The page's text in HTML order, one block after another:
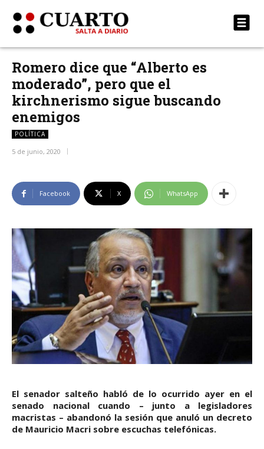
Romero dice que “Alberto es
moderado”, pero que el
kirchnerismo sigue buscando
enemigos
POLÍTICA
5 de junio, 2020
Facebook X WhatsApp
El senador salteño habló de lo ocurrido ayer en el
senado nacional cuando – junto a legisladores
macristas – abandonó la sesión que anuló un decreto
de Mauricio Macri sobre escuchas telefónicas.